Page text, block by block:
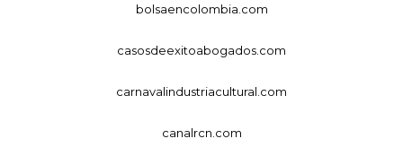
bolsaencolombia.com
casosdeexitoabogados.com
carnavalindustriacultural.com
canalrcn.com